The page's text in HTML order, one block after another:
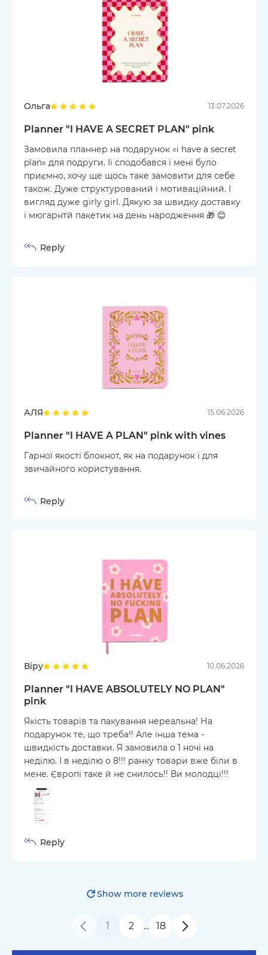
Ольга 13.07.2026
Planner "I HAVE A SECRET PLAN" pink
Замовила планнер на подарунок «i have a secret
plan» для подруги. Іі сподобався і мені було
приємно, хочу ще щось таке замовити для себе
також. Дуже структурований і мотиваційний. І
вигляд дуже girly girl. Дякую за швидку доставку
і мюгарнтй пакетик на день народження 🎁 😊
Reply
АЛЯ 15.06.2026
Planner "I HAVE A PLAN" pink with vines
Гарної якості блокнот, як на подарунок і для
звичайного користування.
Reply
Віру 10.06.2026
Planner "I HAVE ABSOLUTELY NO PLAN"
pink
Якість товарів та пакування нереальна! На
подарунок те, що треба!! Але інша тема -
швидкість доставки. Я замовила о 1 ночі на
неділю. І в неділю о 8!!! ранку товари вже біли в
мене. Європі таке й не снилось!! Ви молодці!!!
Reply
Show more reviews
1 2 … 18